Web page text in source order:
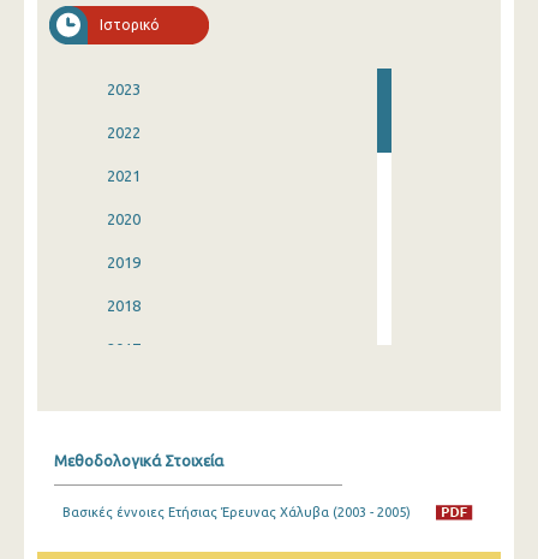
Ιστορικό
2023
2022
2021
2020
2019
2018
2017
2013
Μεθοδολογικά Στοιχεία
Βασικές έννοιες Ετήσιας Έρευνας Χάλυβα (2003 - 2005)